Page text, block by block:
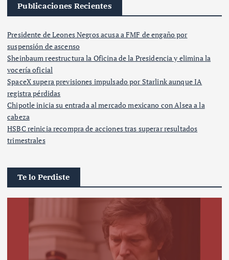
Publicaciones Recientes
Presidente de Leones Negros acusa a FMF de engaño por
suspensión de ascenso
Sheinbaum reestructura la Oficina de la Presidencia y elimina la
vocería oficial
SpaceX supera previsiones impulsado por Starlink aunque IA
registra pérdidas
Chipotle inicia su entrada al mercado mexicano con Alsea a la
cabeza
HSBC reinicia recompra de acciones tras superar resultados
trimestrales
Te lo Perdiste